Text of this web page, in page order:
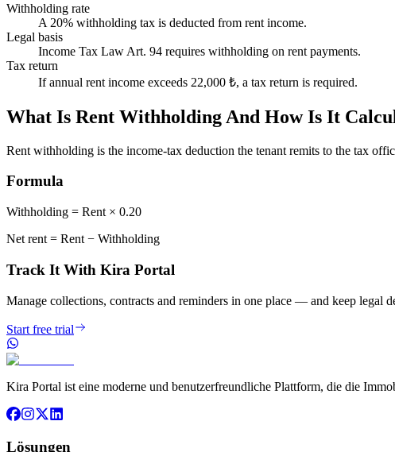
Withholding rate
A 20% withholding tax is deducted from rent income.
Legal basis
Income Tax Law Art. 94 requires withholding on rent payments.
Tax return
If annual rent income exceeds 22,000 ₺, a tax return is required.
What Is Rent Withholding And How Is It
Rent withholding is the income-tax deduction the tenant remits to the tax
Formula
Withholding = Rent × 0.20
Net rent = Rent − Withholding
Track It With Kira Portal
Manage collections, contracts and reminders in one place — and keep legal
Start free trial
Kira Portal ist eine moderne und benutzerfreundliche Plattform, die die
Lösungen